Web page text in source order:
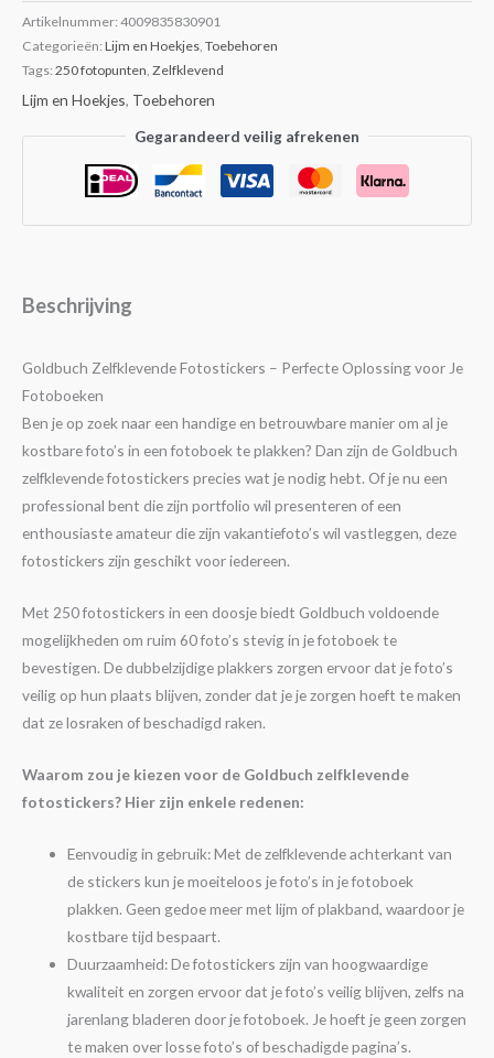
Artikelnummer: 4009835830901
Categorieën: Lijm en Hoekjes Toebehoren
Tags: 250 fotopunten Zelfklevend
Lijm en Hoekjes, Toebehoren
Gegarandeerd veilig afrekenen
Beschrijving
Goldbuch Zelfklevende Fotostickers – Perfecte Oplossing voor Je
Fotoboeken
Ben je op zoek naar een handige en betrouwbare manier om al je
kostbare foto’s in een fotoboek te plakken? Dan zijn de Goldbuch
zelfklevende fotostickers precies wat je nodig hebt. Of je nu een
professional bent die zijn portfolio wil presenteren of een
enthousiaste amateur die zijn vakantiefoto’s wil vastleggen, deze
fotostickers zijn geschikt voor iedereen.
Met 250 fotostickers in een doosje biedt Goldbuch voldoende
mogelijkheden om ruim 60 foto’s stevig in je fotoboek te
bevestigen. De dubbelzijdige plakkers zorgen ervoor dat je foto’s
veilig op hun plaats blijven, zonder dat je je zorgen hoeft te maken
dat ze losraken of beschadigd raken.
Waarom zou je kiezen voor de Goldbuch zelfklevende
fotostickers? Hier zijn enkele redenen:
Eenvoudig in gebruik: Met de zelfklevende achterkant van
de stickers kun je moeiteloos je foto’s in je fotoboek
plakken. Geen gedoe meer met lijm of plakband, waardoor je
kostbare tijd bespaart.
Duurzaamheid: De fotostickers zijn van hoogwaardige
kwaliteit en zorgen ervoor dat je foto’s veilig blijven, zelfs na
jarenlang bladeren door je fotoboek. Je hoeft je geen zorgen
te maken over losse foto’s of beschadigde pagina’s.